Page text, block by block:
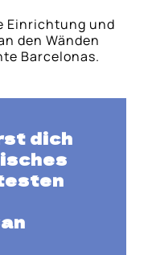
Einrichtung und
den Wänden
Barcelonas.
dich